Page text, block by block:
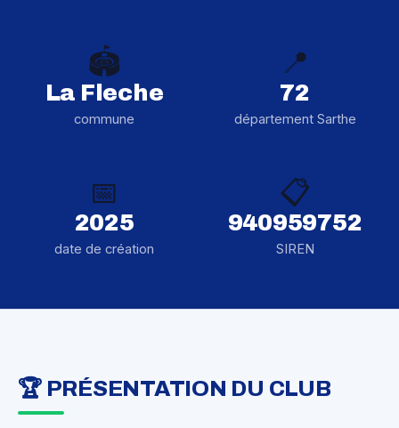
🏟️
La Fleche
commune
📍
72
département Sarthe
📅
2025
date de création
📋
940959752
SIREN
🏆 PRÉSENTATION DU CLUB